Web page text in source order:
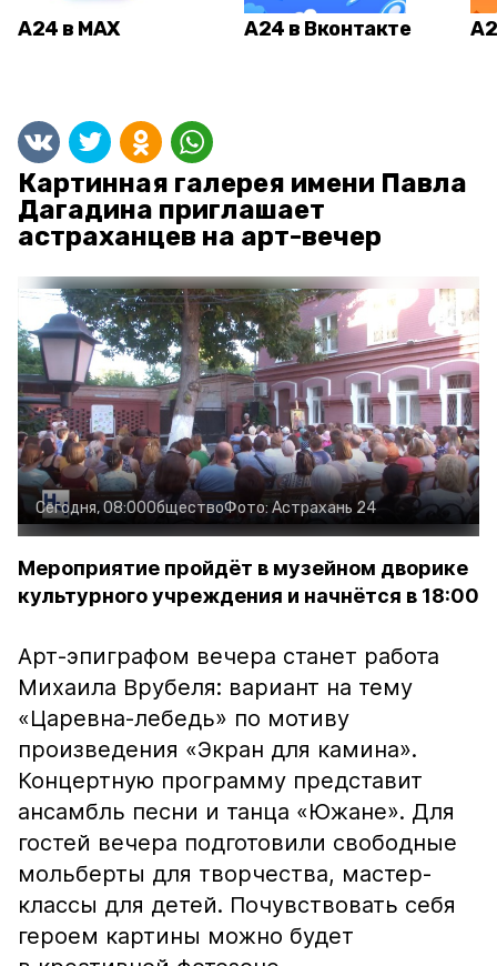
А24 в MAX А24 в Вконтакте
Картинная галерея имени Павла
Дагадина приглашает
астраханцев на арт-вечер
Сегодня, 08:00ОбществоФото: Астрахань 24
Мероприятие пройдёт в музейном дворике
культурного учреждения и начнётся в 18:00
Арт-эпиграфом вечера станет работа
Михаила Врубеля: вариант на тему
«Царевна-лебедь» по мотиву
произведения «Экран для камина».
Концертную программу представит
ансамбль песни и танца «Южане». Для
гостей вечера подготовили свободные
мольберты для творчества, мастер-
классы для детей. Почувствовать себя
героем картины можно будет